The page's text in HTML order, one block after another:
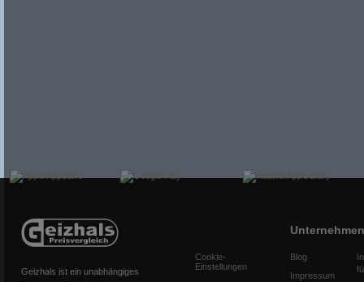
Geizhals ist ein unabhängiges
Cookie-
Einstellungen
Unternehmen
Blog
Impressum